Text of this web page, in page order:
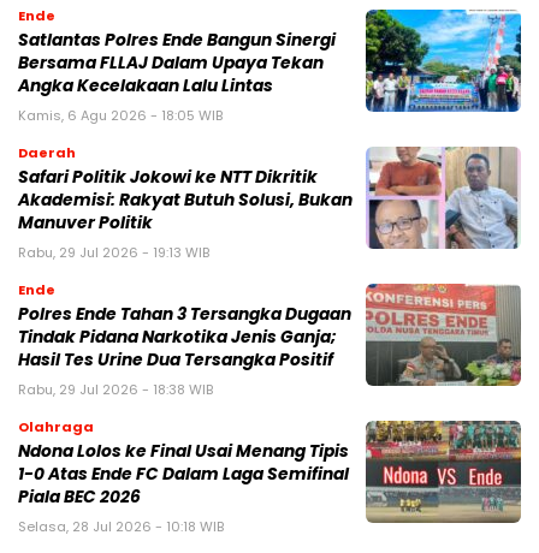
Ende
Satlantas Polres Ende Bangun Sinergi
Bersama FLLAJ Dalam Upaya Tekan
Angka Kecelakaan Lalu Lintas
Kamis, 6 Agu 2026 - 18:05 WIB
Daerah
Safari Politik Jokowi ke NTT Dikritik
Akademisi: Rakyat Butuh Solusi, Bukan
Manuver Politik
Rabu, 29 Jul 2026 - 19:13 WIB
Ende
Polres Ende Tahan 3 Tersangka Dugaan
Tindak Pidana Narkotika Jenis Ganja;
Hasil Tes Urine Dua Tersangka Positif
Rabu, 29 Jul 2026 - 18:38 WIB
Olahraga
Ndona Lolos ke Final Usai Menang Tipis
1-0 Atas Ende FC Dalam Laga Semifinal
Piala BEC 2026
Selasa, 28 Jul 2026 - 10:18 WIB